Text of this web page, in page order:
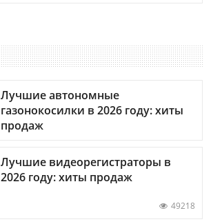
Лучшие автономные
газонокосилки в 2026 году: хиты
продаж
Лучшие видеорегистраторы в
2026 году: хиты продаж
49218